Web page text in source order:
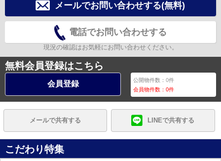
メールでお問い合わせする(無料)
電話でお問い合わせする
現況の確認はお気軽にお問い合わせください。
無料会員登録はこちら
会員登録 公開物件数：0件
会員物件数：0件
メールで共有する LINEで共有する
こだわり特集